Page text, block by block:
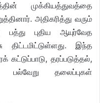
முக்கியத்துவத்தை
அதிகரித்து வரும்
புதிய ஆயுர்வேத
இந்த
கட்டுப்பாடு, தரப்படுத்தல்,
பல்வேறு தலைப்புகள்